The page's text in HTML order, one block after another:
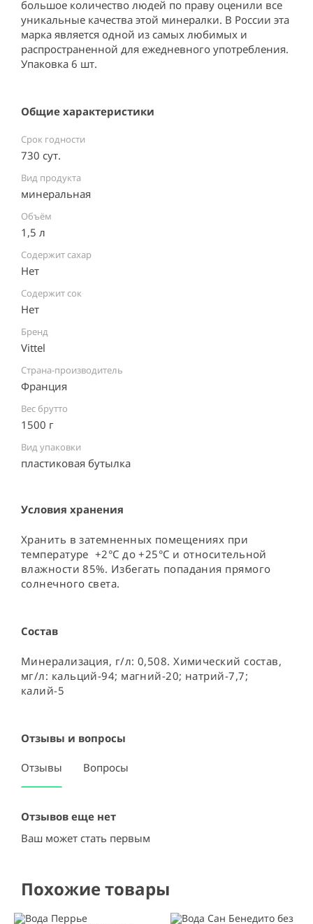
большое количество людей по праву оценили все
уникальные качества этой минералки. В России эта
марка является одной из самых любимых и
распространенной для ежедневного употребления.
Упаковка 6 шт.
Общие характеристики
Срок годности
730 сут.
Вид продукта
минеральная
Объём
1,5 л
Содержит сахар
Нет
Содержит сок
Нет
Бренд
Vittel
Страна-производитель
Франция ⠀
Вес брутто
1500 г
Вид упаковки
пластиковая бутылка ⠀
Условия хранения
Хранить в затемненных помещениях при
температуре  +2°С до +25°С и относительной
влажности 85%. Избегать попадания прямого
солнечного света.
Состав
Минерализация, г/л: 0,508. Химический состав,
мг/л: кальций-94; магний-20; натрий-7,7;
калий-5
Отзывы и вопросы
Отзывы Вопросы
Отзывов еще нет
Ваш может стать первым
Похожие товары